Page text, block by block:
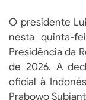
O presidente
nesta quinta-
Presidência da
de 2026. A
oficial à
Prabowo